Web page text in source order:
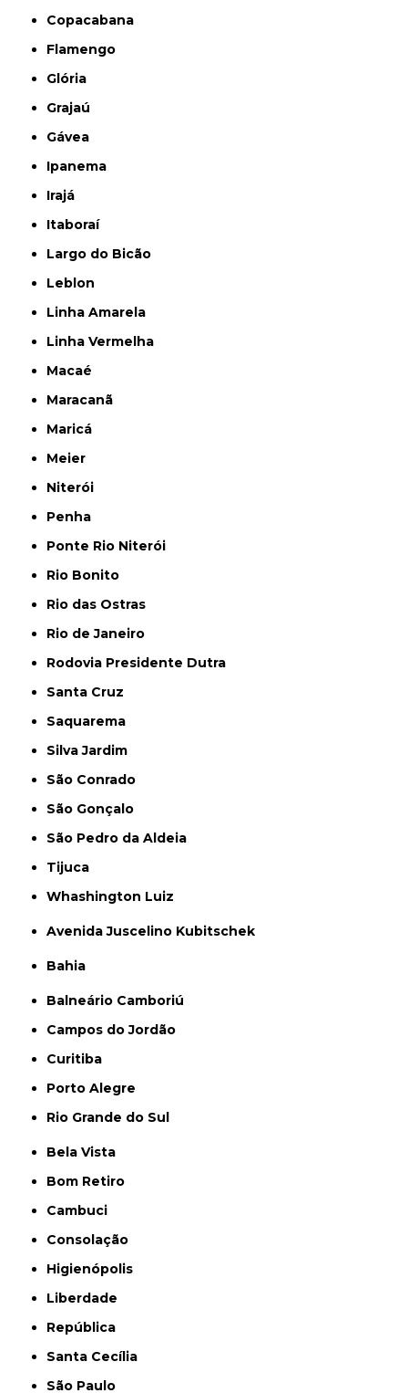
Copacabana
Flamengo
Glória
Grajaú
Gávea
Ipanema
Irajá
Itaboraí
Largo do Bicão
Leblon
Linha Amarela
Linha Vermelha
Macaé
Maracanã
Maricá
Meier
Niterói
Penha
Ponte Rio Niterói
Rio Bonito
Rio das Ostras
Rio de Janeiro
Rodovia Presidente Dutra
Santa Cruz
Saquarema
Silva Jardim
São Conrado
São Gonçalo
São Pedro da Aldeia
Tijuca
Whashington Luiz
Avenida Juscelino Kubitschek
Bahia
Balneário Camboriú
Campos do Jordão
Curitiba
Porto Alegre
Rio Grande do Sul
Bela Vista
Bom Retiro
Cambuci
Consolação
Higienópolis
Liberdade
República
Santa Cecília
São Paulo